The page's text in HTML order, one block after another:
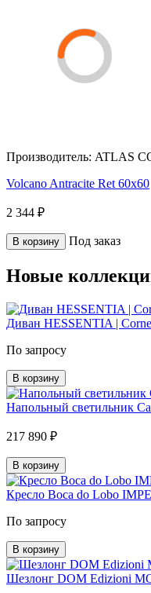
Производитель: ATLAS
Volcano Antracite Ret 60x60
2 344 ₽
В корзину Под заказ
Новые
Диван HESSENTIA |
По запросу
В корзину
Напольный светильник
217 890 ₽
В корзину
Кресло Boca do Lobo
По запросу
В корзину
Шезлонг DOM Edizioni